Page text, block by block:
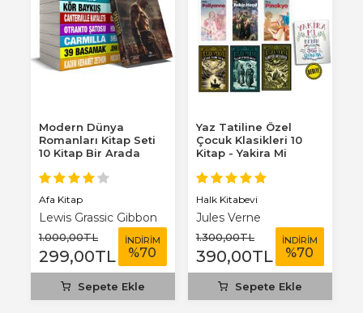
Modern Dünya
Romanları Kitap Seti
10 Kitap Bir Arada
Afa Kitap
Lewis Grassic Gibbon
1.000,00TL
299,00TL
İNDİRİM
%70
Sepete Ekle
Yaz Tatiline Özel
Çocuk Klasikleri 10
Kitap - Yakira Mi
Halk Kitabevi
Jules Verne
1.300,00TL
390,00TL
İNDİRİM
%70
Sepete Ekle